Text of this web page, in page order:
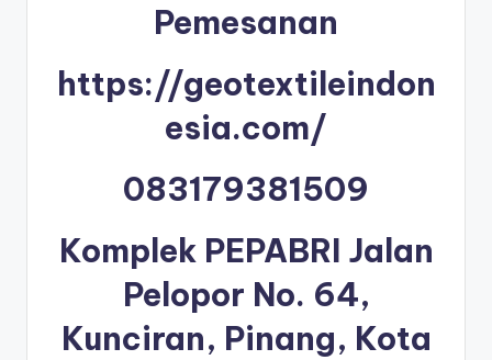
Pemesanan
https://geotextileindon
esia.com/
083179381509
Komplek PEPABRI Jalan
Pelopor No. 64,
Kunciran, Pinang, Kota